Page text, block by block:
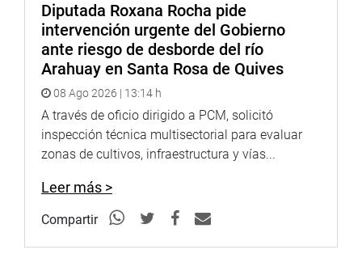
Diputada Roxana Rocha pide
intervención urgente del Gobierno
ante riesgo de desborde del río
Arahuay en Santa Rosa de Quives
08 Ago 2026 | 13:14 h
A través de oficio dirigido a PCM, solicitó
inspección técnica multisectorial para evaluar
zonas de cultivos, infraestructura y vías...
Leer más >
Compartir